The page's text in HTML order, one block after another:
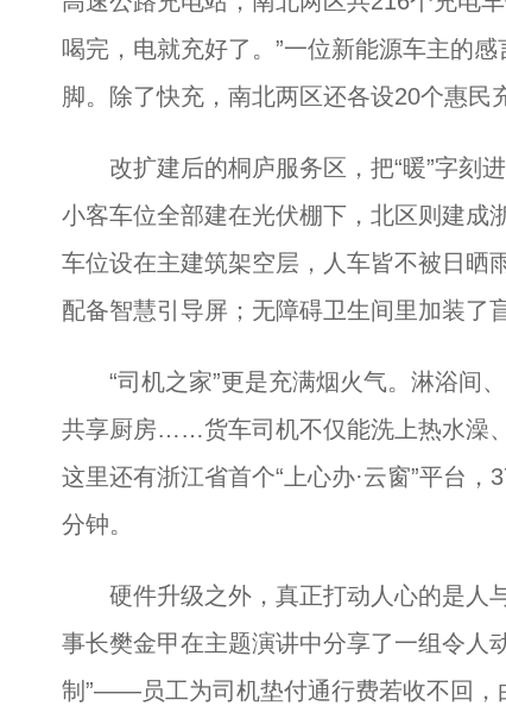
喝完，电就充好了。”一位新能源车主的
脚。除了快充，南北两区还各设20个惠民
改扩建后的桐庐服务区，把“暖”字刻
小客车位全部建在光伏棚下，北区则建
车位设在主建筑架空层，人车皆不被日晒
配备智慧引导屏；无障碍卫生间里加装了
“司机之家”更是充满烟火气。淋浴间、
共享厨房……货车司机不仅能洗上热水澡
这里还有浙江省首个“上心办·云窗”平台
分钟。
硬件升级之外，真正打动人心的是人
事长樊金甲在主题演讲中分享了一组令人
制”——员工为司机垫付通行费若收不回，